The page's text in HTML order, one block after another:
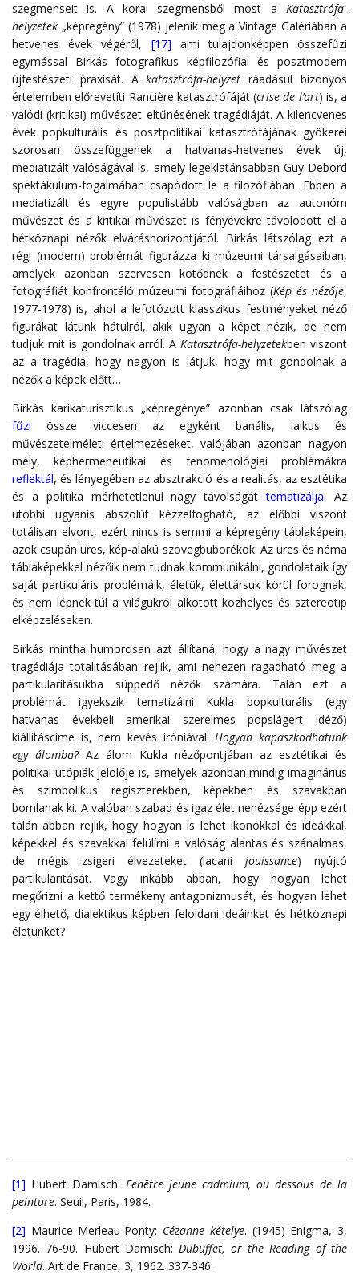
szegmenseit is. A korai szegmensből most a Katasztrófa-
helyzetek „képregény” (1978) jelenik meg a Vintage Galériában a
hetvenes évek végéről, [17] ami tulajdonképpen összefűzi
egymással Birkás fotografikus képfilozófiai és posztmodern
újfestészeti praxisát. Akatasztrófa-helyzet ráadásul bizonyos
értelemben előrevetíti Rancière katasztrófáját (crise de l’art) is, a
valódi (kritikai) művészet eltűnésének tragédiáját. A kilencvenes
évek popkulturális és posztpolitikai katasztrófájának gyökerei
szorosan összefüggenek a hatvanas-hetvenes évek új,
mediatizált valóságával is, amely legeklatánsabban Guy Debord
spektákulum-fogalmában csapódott le a filozófiában. Ebben a
mediatizált és egyre populistább valóságban az autonóm
művészet és a kritikai művészet is fényévekre távolodott el a
hétköznapi nézők elváráshorizontjától. Birkás látszólag ezt a
régi (modern) problémát figurázza ki múzeumi társalgásaiban,
amelyek azonban szervesen kötődnek a festészetet és a
fotográfiát konfrontáló múzeumi fotográfiáihoz (Kép és nézője,
1977-1978) is, ahol a lefotózott klasszikus festményeket néző
figurákat látunk hátulról, akik ugyan a képet nézik, de nem
tudjuk mit is gondolnak arról. AKatasztrófa-helyzetekben viszont
az a tragédia, hogy nagyon is látjuk, hogy mit gondolnak a
nézők a képek előtt…
Birkás karikaturisztikus „képregénye” azonban csak látszólag
fűzi össze viccesen az egyként banális, laikus és
művészetelméleti értelmezéseket, valójában azonban nagyon
mély, képhermeneutikai és fenomenológiai problémákra
reflektál, és lényegében az absztrakció és a realitás, az esztétika
és a politika mérhetetlenül nagy távolságáttematizálja. Az
utóbbi ugyanis abszolút kézzelfogható, az előbbi viszont
totálisan elvont, ezért nincs is semmi a képregény táblaképein,
azok csupán üres, kép-alakú szövegbuborékok. Az üres és néma
táblaképekkel nézőik nem tudnak kommunikálni, gondolataik így
saját partikuláris problémáik, életük, élettársuk körül forognak,
és nem lépnek túl a világukról alkotott közhelyes és sztereotip
elképzeléseken.
Birkás mintha humorosan azt állítaná, hogy a nagy művészet
tragédiája totalitásában rejlik, ami nehezen ragadható meg a
partikularitásukba süppedő nézők számára. Talán ezt a
problémát igyekszik tematizálni Kukla popkulturális (egy
hatvanas évekbeli amerikai szerelmes popslágert idéző)
kiállításcíme is, nem kevés iróniával:Hogyan kapaszkodhatunk
egy álomba?Az álom Kukla nézőpontjában az esztétikai és
politikai utópiák jelölője is, amelyek azonban mindig imaginárius
és szimbolikus regiszterekben, képekben és szavakban
bomlanak ki. A valóban szabad és igaz élet nehézsége épp ezért
talán abban rejlik, hogy hogyan is lehet ikonokkal és ideákkal,
képekkel és szavakkal felülírni a valóság alantas és szánalmas,
de mégis zsigeri élvezeteket (lacani jouissance) nyújtó
partikularitását. Vagy inkább abban, hogy hogyan lehet
megőrizni a kettő termékeny antagonizmusát, és hogyan lehet
egy élhető, dialektikus képben feloldani ideáinkat és hétköznapi
életünket?
[1] Hubert Damisch: Fenêtre jeune cadmium, ou dessous de la
peinture. Seuil, Paris, 1984.
[2] Maurice Merleau-Ponty: Cézanne kételye. (1945) Enigma, 3,
1996. 76-90. Hubert Damisch:Dubuffet, or the Reading of the
World. Art de France, 3, 1962. 337-346.